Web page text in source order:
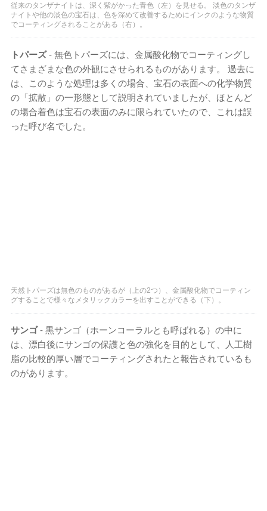
従来のタンザナイトは、深く紫がかった青色（左）を見せる。 淡色のタンザ
ナイトや他の淡色の宝石は、色を深めて改善​するためにインクのような物質
でコーティングされることがある（右）。
トパーズ- 無色トパーズには、金属酸化物でコーティングし
てさまざまな色の外観にさせられるものがあります。 過去に
は、このような処理は多くの場合、宝石の表面への化学物質
の「拡散」の一形態として説明されていましたが、ほとんど
の場合着色は宝石の表面のみに限られていたので、これは誤
った呼び名でした。
天然トパーズは無色のものがあるが（上の2つ）、金属酸化物でコーティン
グすることで様々なメタリックカラーを出すことができる（下）。
サンゴ- 黒サンゴ（ホーンコーラルとも呼ばれる）の中に
は、漂白後にサンゴの保護と色の強化を目的として、人工樹
脂の比較的厚い層でコーティングされたと報告されているも
のがあります。